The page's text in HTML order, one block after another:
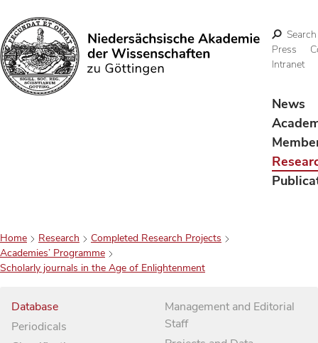
Search
Search
Press
Intranet
News
Home Research
Completed Research Projects
Academies’ Programme
Scholarly journals in the Age of Enlightenment
Database
Periodicals
Management and Editorial
Staff